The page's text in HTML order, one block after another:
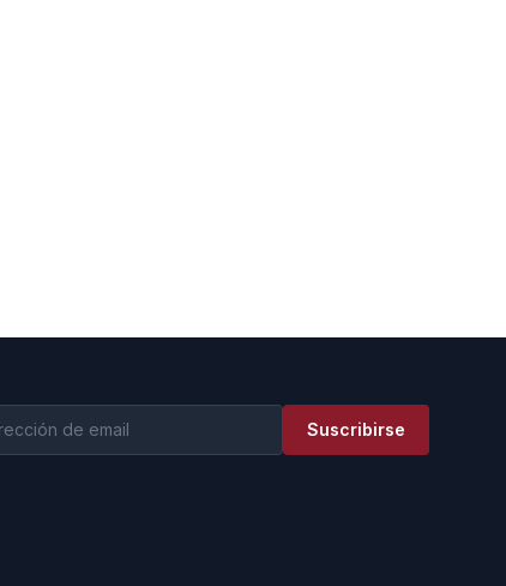
Suscribirse